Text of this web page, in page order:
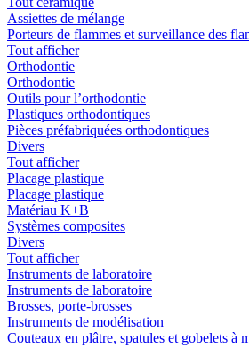
Assiettes de mélange
Porteurs de flammes et surveillance des
Tout afficher
Orthodontie
Orthodontie
Outils pour l’orthodontie
Plastiques orthodontiques
Pièces préfabriquées orthodontiques
Divers
Tout afficher
Placage plastique
Placage plastique
Matériau K+B
Systèmes composites
Divers
Tout afficher
Instruments de laboratoire
Instruments de laboratoire
Brosses, porte-brosses
Instruments de modélisation
Couteaux en plâtre, spatules et gobelets à